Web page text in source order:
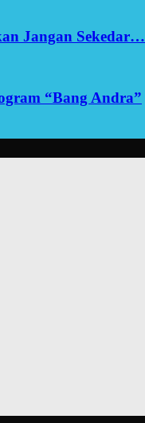
Jangan Sekedar…
“Bang Andra”